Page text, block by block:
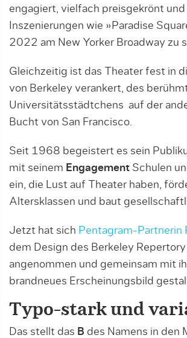
engagiert, vielfach preisgekrönt
Inszenierungen wie »Paradise
2022 am New Yorker Broadway zu
Gleichzeitig ist das Theater fest in
von Berkeley verankert, des
Universitätsstädtchens auf der
Bucht von San Francisco.
Seit 1968 begeistert es sein
mit seinem Engagement Schulen
ein, die Lust auf Theater haben,
Altersklassen und baut
Jetzt hat sich Pentagram-Partnerin
dem Design des Berkeley
angenommen und gemeinsam mit
brandneues Erscheinungsbild
Typo-stark und
Das stellt das B des Namens in den